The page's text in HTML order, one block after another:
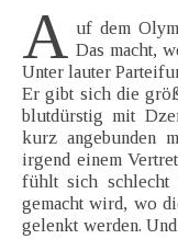
A uf dem
Das macht,
Unter lauter
Er gibt sich die
blutdürstig mit
kurz angebunden
irgend einem
fühlt sich schlecht
gemacht wird, wo
gelenkt werden.